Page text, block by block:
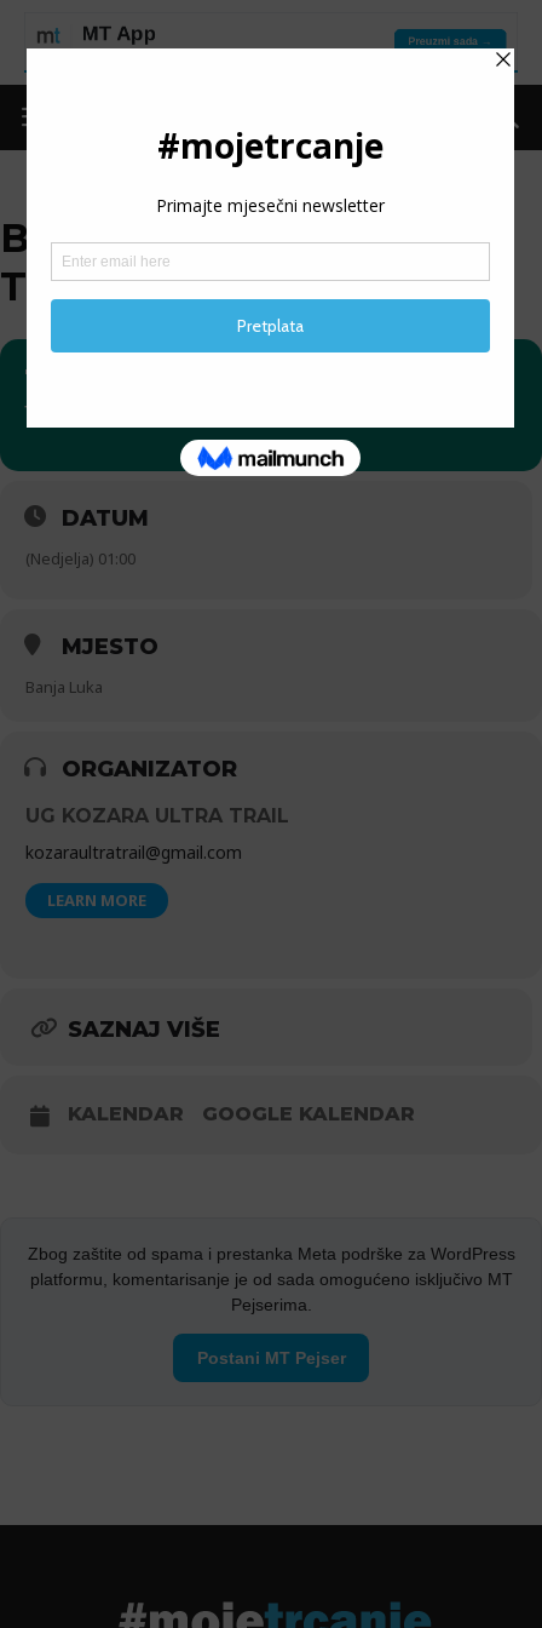
BANJA LUKA WINTER
TRAIL
16
12
DATUM
(Nedjelja) 01:00
MJESTO
Banja Luka
ORGANIZATOR
UG KOZARA ULTRA TRAIL
kozaraultratrail@gmail.com
LEARN MORE
SAZNAJ VIŠE
KALENDAR GOOGLE KALENDAR
Zbog zaštite od spama i prestanka Meta podrške za WordPress
platformu, komentarisanje je od sada omogućeno isključivo MT
Pejserima.
Postani MT Pejser